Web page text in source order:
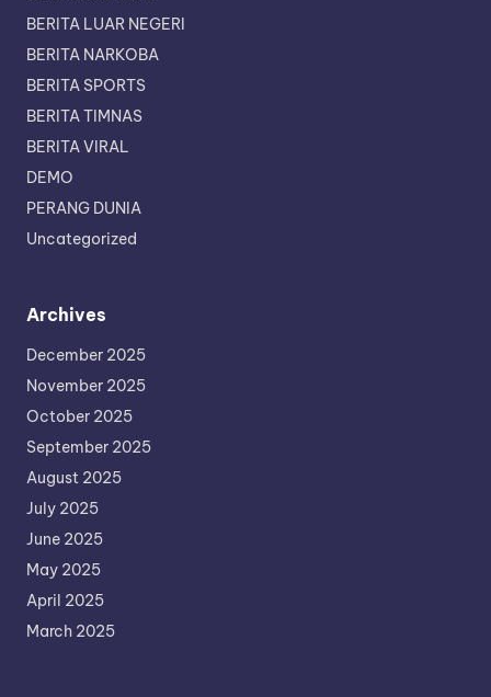
BERITA LUAR NEGERI
BERITA NARKOBA
BERITA SPORTS
BERITA TIMNAS
BERITA VIRAL
DEMO
PERANG DUNIA
Uncategorized
Archives
December 2025
November 2025
October 2025
September 2025
August 2025
July 2025
June 2025
May 2025
April 2025
March 2025